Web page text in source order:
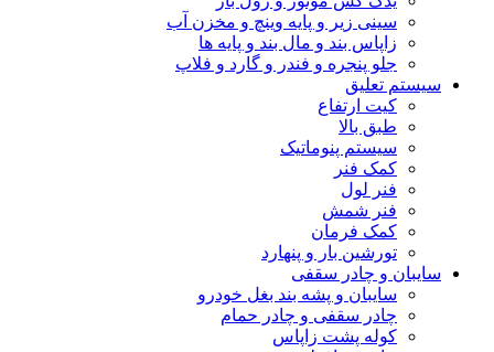
سینی زیر و پایه وینچ و مخزن آب
زاپاس بند و مال بند و پایه ها
جلو پنجره و فندر و گارد و فلاپ
سیستم تعلیق
کیت ارتفاع
طبق بالا
سیستم پنوماتیک
کمک فنر
فنر لول
فنر شمش
کمک فرمان
تورشین بار و پنهارد
سایبان و چادر سقفی
سایبان و پشه بند بغل خودرو
چادر سقفی و چادر حمام
کوله پشت زاپاس